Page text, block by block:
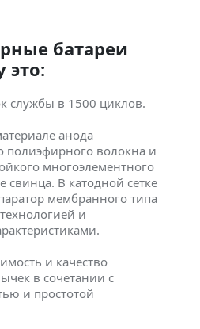
батареи
это:
службы в 1500 циклов.
анода
полиэфирного волокна и
многоэлементного
свинца. В катодной сетке
мембранного типа
и
и качество
в сочетании с
и простотой